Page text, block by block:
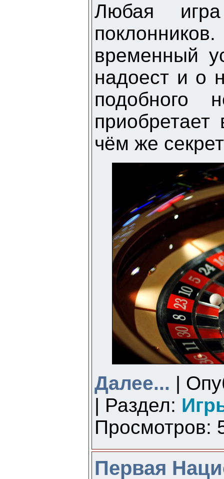
Любая
временный
надоест и о
подобного
чём же
Далее... |
| Раздел:
Просмотров:
Первая